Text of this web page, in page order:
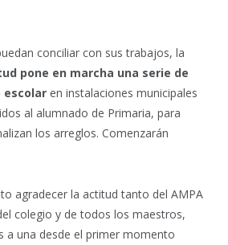
conciliar con sus trabajos, la
pone en marcha una serie de
escolar en instalaciones municipales
al alumnado de Primaria, para
los arreglos. Comenzarán
agradecer la actitud tanto del AMPA
colegio y de todos los maestros,
a una desde el primer momento